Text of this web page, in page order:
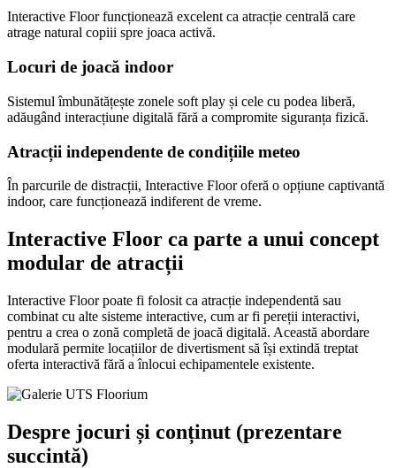
Interactive Floor funcționează excelent ca atracție centrală care
atrage natural copiii spre joaca activă.
Locuri de joacă indoor
Sistemul îmbunătățește zonele soft play și cele cu podea liberă,
adăugând interacțiune digitală fără a compromite siguranța fizică.
Atracții independente de condițiile meteo
În parcurile de distracții, Interactive Floor oferă o opțiune captivantă
indoor, care funcționează indiferent de vreme.
Interactive Floor ca parte a unui concept
modular de atracții
Interactive Floor poate fi folosit ca atracție independentă sau
combinat cu alte sisteme interactive, cum ar fi pereții interactivi,
pentru a crea o zonă completă de joacă digitală. Această abordare
modulară permite locațiilor de divertisment să își extindă treptat
oferta interactivă fără a înlocui echipamentele existente.
Despre jocuri și conținut (prezentare
succintă)